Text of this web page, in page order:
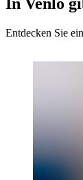
In Venlo
Entdecken Sie